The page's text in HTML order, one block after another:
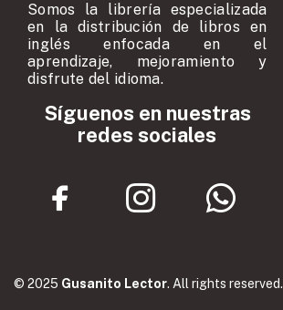
Somos la librería especializada
en la distribución de libros en
inglés enfocada en el
aprendizaje, mejoramiento y
disfrute del idioma.
Síguenos en nuestras
redes sociales
© 2025 Gusanito Lector. All rights reserved.